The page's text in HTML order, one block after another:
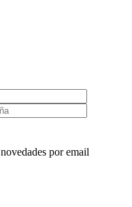
por email